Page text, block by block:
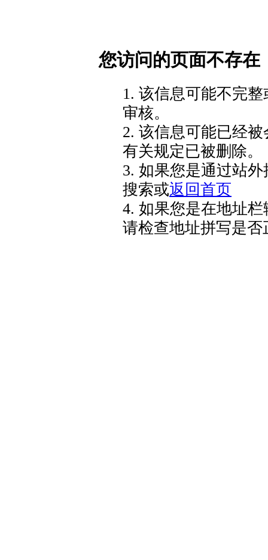
您访问的页面不存
1. 该信息可能不完
审核。
2. 该信息可能已经
有关规定已被删除。
3. 如果您是通过站
搜索或返回首页
4. 如果您是在地址
请检查地址拼写是否